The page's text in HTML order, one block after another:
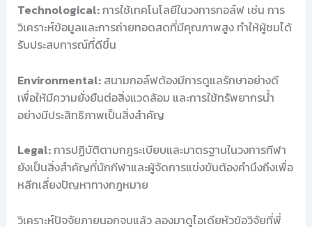
Technological:การใช้เทคโนโลยีในวงการกอล์ฟ เช่น การ
วิเคราะห์ข้อมูลและการถ่ายทอดสดที่มีคุณภาพสูง ทำให้ผู้ชมได้
รับประสบการณ์ที่ดีขึ้น
Environmental:สนามกอล์ฟต้องมีการดูแลรักษาอย่างดี
เพื่อให้มีความยั่งยืนต่อสิ่งแวดล้อม และการใช้ทรัพยากรน้ำ
อย่างมีประสิทธิภาพเป็นสิ่งสำคัญ
Legal:การปฏิบัติตามกฎระเบียบและมาตรฐานในวงการกีฬา
ยังเป็นสิ่งสำคัญที่นักกีฬาและผู้จัดการแข่งขันต้องคำนึงถึงเพื่อ
หลีกเลี่ยงปัญหาทางกฎหมาย
วิเคราะห์ปัจจัยภายนอกจบแล้ว ลองมาดูไอเดียหัวข้อวิจัยที่พี่